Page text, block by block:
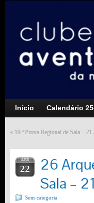
Início Calendário
« 10.ª Prova Regional de Sala –
ABR
22
26
Sala –
Sem categoria